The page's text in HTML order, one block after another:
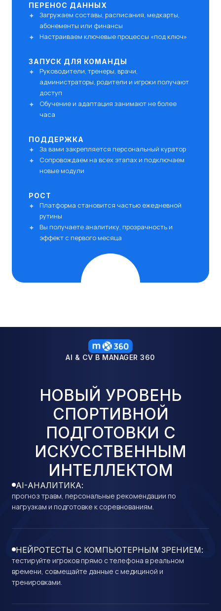
ПЕРЕНОС ДАННЫХ
Загружаем составы, расписания, медкарты,
абонементы или финансы
Настраиваем ключевые процессы «под ключ»
ЗАПУСК ДЛЯ КОМАНДЫ
Руководители, тренеры, врачи,
администраторы, родители и игроки получают
доступ
Обучение и адаптация занимают не более
часа
ПОДДЕРЖКА
За вами закрепляется персональный куратор
Сопровождаем на всех этапах и подключаем
новые модули
РОСТ
Платформа становится частью ежедневной
рутины
Вы получаете аналитику, прозрачность и
эффект с первого месяца
AI & CV В MANAGER 360
НОВЫЙ УРОВЕНЬ
СПОРТИВНОЙ
ПОДГОТОВКИ С
ИСКУССТВЕННЫМ
ИНТЕЛЛЕКТОМ
AI-АНАЛИТИКА:
прогноз травм, персональные рекомендации по
нагрузкам и подготовке к соревнованиям.
НЕЙРОТЕСТЫ С КОМПЬЮТЕРНЫМ ЗРЕНИЕМ:
тестируйте игроков прямо с телефона в реальном
времени, совмещайте данные с медициной и
тренировками.